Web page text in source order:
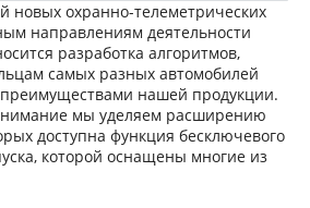
новых охранно-телеметрических
направлениям деятельности
разработка алгоритмов,
самых разных автомобилей
преимуществами нашей продукции.
мы уделяем расширению
доступна функция бесключевого
которой оснащены многие из